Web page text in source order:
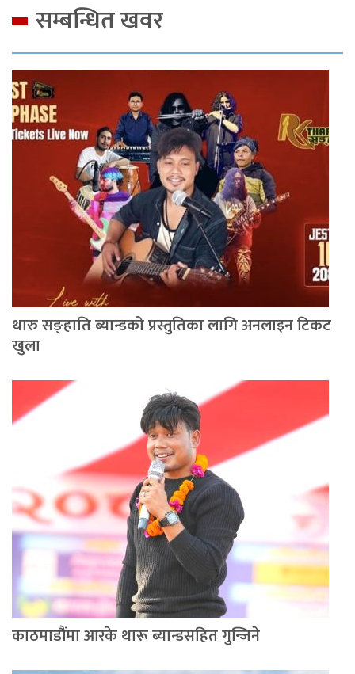
सम्बन्धित खवर
थारु सङ्हाति ब्यान्डको प्रस्तुतिका लागि अनलाइन टिकट
खुला
काठमाडौंमा आरके थारू ब्यान्डसहित गुन्जिने